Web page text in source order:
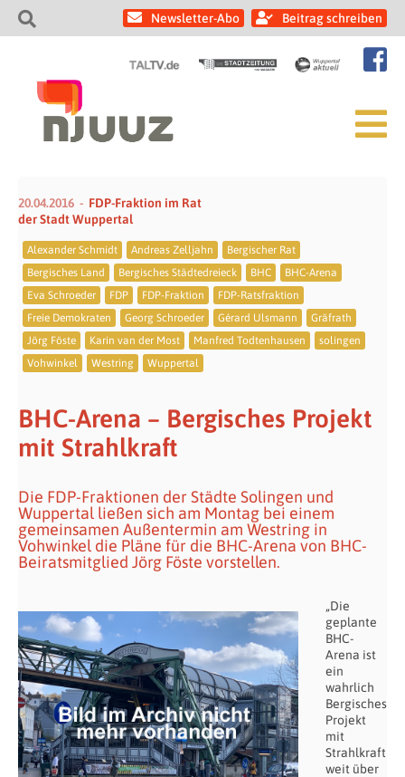
Newsletter-Abo Beitrag schreiben
20.04.2016
FDP-Fraktion im Rat
der Stadt Wuppertal
Alexander Schmidt Andreas Zelljahn
Bergischer Rat
Bergisches Land
Bergisches Städtedreieck BHC
BHC-Arena
Eva Schroeder
FDP FDP-Fraktion
FDP-Ratsfraktion
Freie Demokraten
Georg Schroeder Gérard Ulsmann
Gräfrath
Jörg Föste
Karin van der Most Manfred Todtenhausen
solingen
Vohwinkel
Westring Wuppertal
BHC-Arena – Bergisches Projekt
mit Strahlkraft
Die FDP-Fraktionen der Städte Solingen und
Wuppertal ließen sich am Montag bei einem
gemeinsamen Außentermin am Westring in
Vohwinkel die Pläne für die BHC-Arena von BHC-
Beiratsmitglied Jörg Föste vorstellen.
„Die
geplante
BHC-
Arena ist
ein
wahrlich
Bergisches
Projekt
mit
Strahlkraft
weit über